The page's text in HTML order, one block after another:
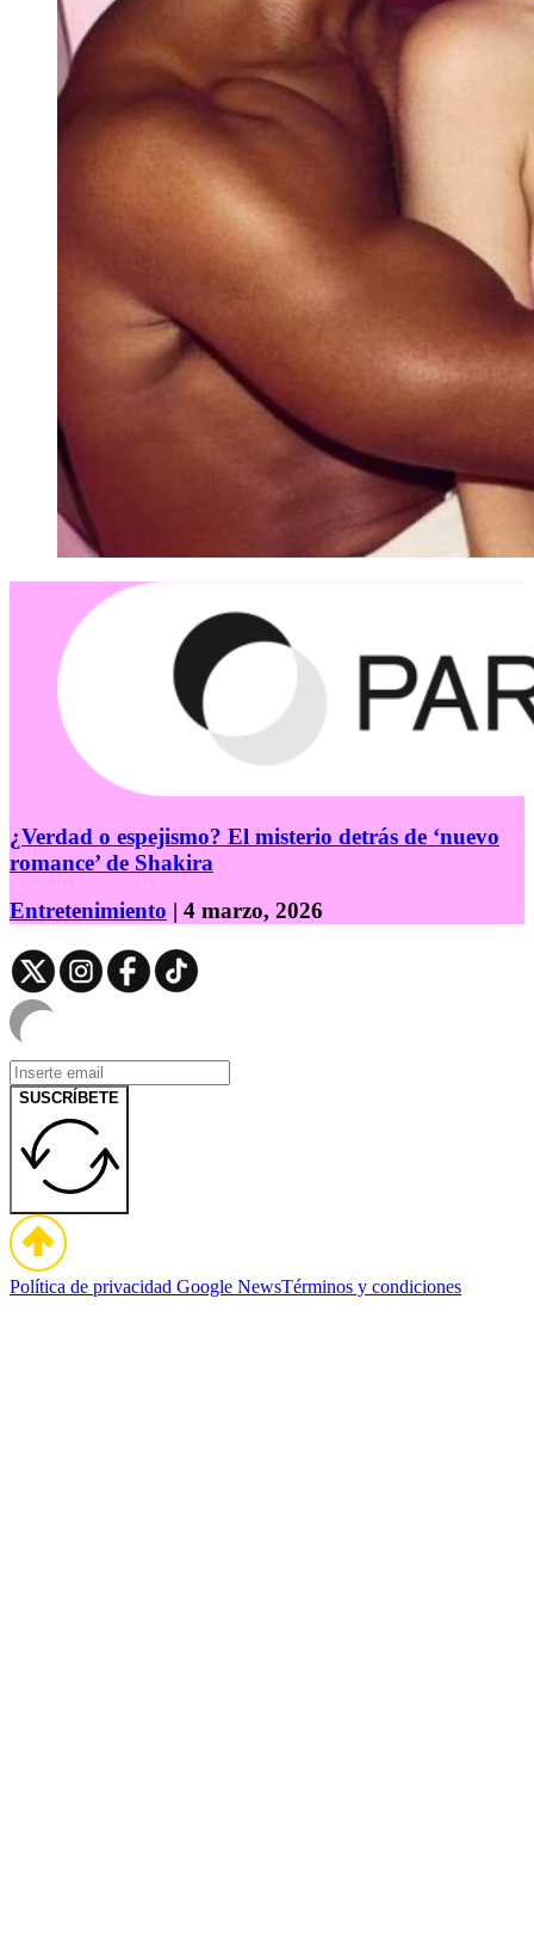
¿Verdad o espejismo? El misterio detrás de ‘nuevo
romance’ de Shakira
Entretenimiento | 4 marzo, 2026
SUSCRÍBETE
Política de privacidad Google NewsTérminos y condiciones